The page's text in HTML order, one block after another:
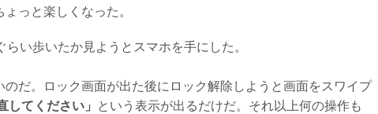
っと楽しくなった。
い歩いたか見ようとスマホを手にした。
だ。ロック画面が出た後にロック解除しようと画面をスワイプ
してください」
という表示が出るだけだ。それ以上何の操作も